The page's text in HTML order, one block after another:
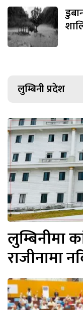
लुम्बिनी प्रदेश
लुम्बिनीमा
राजीनामा